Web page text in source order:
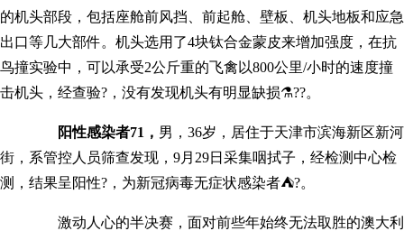
的机头部段，包括座舱前风挡、前起舱、壁板、机头地板和应急
出口等几大部件。机头选用了4块钛合金蒙皮来增加强度，在抗
鸟撞实验中，可以承受2公斤重的飞禽以800公里/小时的速度撞
击机头，经查验?，没有发现机头有明显缺损⚗??。
阳性感染者71， 男，36岁，居住于天津市滨海新区新河
街，系管控人员筛查发现，9月29日采集咽拭子，经检测中心检
测，结果呈阳性?，为新冠病毒无症状感染者⛺?。
激动人心的半决赛，面对前些年始终无法取胜的澳大利